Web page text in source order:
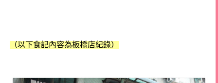
（以下食記內容為板橋店紀錄）